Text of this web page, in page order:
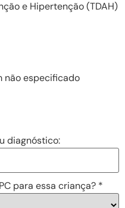
e Hipertenção (TDAH)
não especificado
diagnóstico:
para essa criança? *